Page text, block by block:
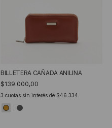
BILLETERA CAÑADA ANILINA
$139.000,00
3 cuotas sin interés de $46.334